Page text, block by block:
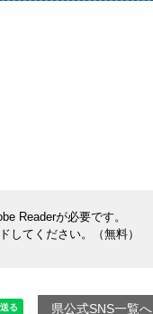
Readerが必要です。
してください。（無料）
県公式SNS一覧へ